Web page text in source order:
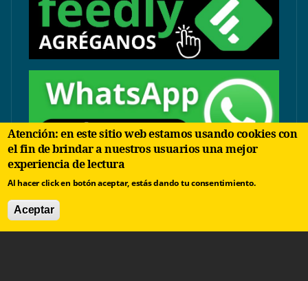
Sólo temas comerciales:
negocios@arbolinvertido.com
Atención: en este sitio web estamos usando cookies con
el fin de brindar a nuestros usuarios una mejor
experiencia de lectura
Al hacer click en botón aceptar, estás dando tu consentimiento.
Aceptar